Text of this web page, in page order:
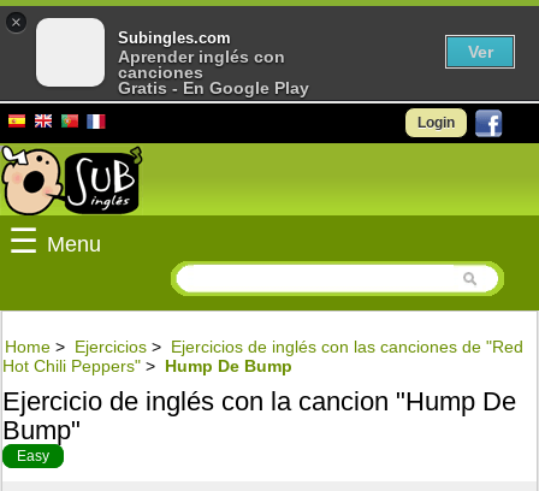
Login
☰ Menu
Home > Ejercicios > Ejercicios de inglés con las canciones de "Red
Hot Chili Peppers" > Hump De Bump
Ejercicio de inglés con la cancion "Hump De
Bump"
Easy
×
Subingles.com
Aprender inglés con
canciones
Gratis - En Google Play
Ver